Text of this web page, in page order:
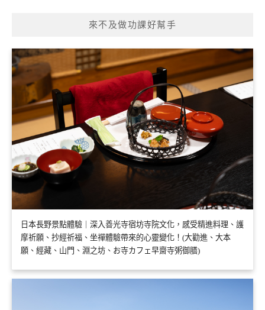
來不及做功課好幫手
日本長野景點體驗｜深入善光寺宿坊寺院文化，感受精進料理、護
摩祈願、抄經祈福、坐禪體驗帶來的心靈變化！(大勸進、大本
願、經藏、山門、淵之坊、お寺カフェ早齋寺粥御膳)